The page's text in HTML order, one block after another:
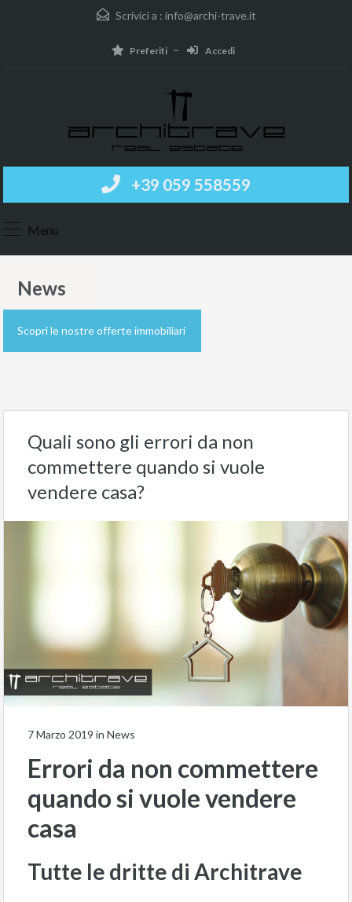
Scrivici a : info@archi-trave.it
Preferiti Accedi
+39 059 558559
Menu
News
Scopri le nostre offerte immobiliari
Quali sono gli errori da non
commettere quando si vuole
vendere casa?
7 Marzo 2019 in News
Errori da non commettere
quando si vuole vendere
casa
Tutte le dritte di Architrave